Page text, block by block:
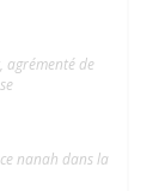
agrémenté de
nanah dans la